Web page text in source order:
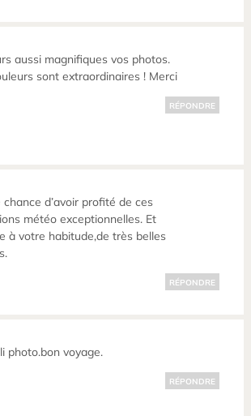
aussi magnifiques vos photos.
sont extraordinaires ! Merci
RÉPONDRE
chance d’avoir profité de ces
météo exceptionnelles. Et
à votre habitude,de très belles
RÉPONDRE
photo.bon voyage.
RÉPONDRE